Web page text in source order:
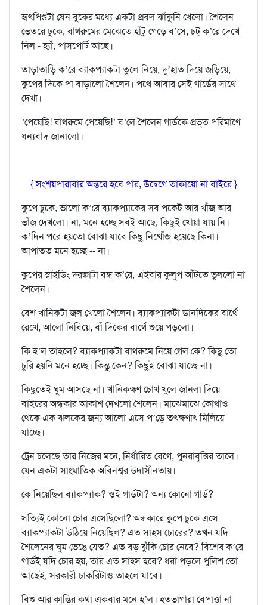
হৃৎপিণ্ডটা যেন বুকের মধ‍্যে একটা প্রবল ঝাঁকুনি খেলো। শৈলেন
ভেতরে ঢুকে, বাথরুমের মেঝেতে হাঁটু গেড়ে ব’সে, চট্ ক’রে দেখে
নিল - হ‍্যাঁ, পাসপোর্ট আছে।
তাড়াতাড়ি ক’রে ব‍্যাকপ‍্যাকটা তুলে নিয়ে, দু’হাত দিয়ে জড়িয়ে,
কুপের দিকে পা বাড়ালো শৈলেন। পথে আবার সেই গার্ডের সাথে
দেখা।
’পেয়েছি! বাথরুমে পেয়েছি!’ ব’লে শৈলেন গার্ডকে প্রভূত পরিমাণে
ধন‍্যবাদ জানালো।
{ সংশয়পারাবার অন্তরে হবে পার, উদ্বেগে তাকায়ো না বাইরে }
কুপে ঢুকে, ভালো ক’রে ব‍্যাকপ‍্যাকের সব পকেট আর খাঁজ আর
ভাঁজ দেখলো। না, মনে হচ্ছে সবই আছে, কিছুই খোয়া যায় নি।
ক’দিন পরে হয়তো বোঝা যাবে কিছু নিখোঁজ হয়েছে কিনা।
আপাতত মনে হচ্ছে -- না।
কুপের স্লাইডিং দরজাটা বন্ধ ক’রে, এইবার কুলুপ আঁটতে ভুললো না
শৈলেন।
বেশ খানিকটা জল খেলো শৈলেন। ব‍্যাকপ‍্যাকটা ডানদিকের বার্থে
রেখে, আলো নিবিয়ে, বাঁ দিকের বার্থে শুয়ে পড়লো।
কি হ’ল তাহলে? ব‍্যাকপ‍্যাকটা বাথরুমে নিয়ে গেল কে? কিছু তো
চুরি হয়নি মনে হচ্ছে। কিন্তু কেন? কিছুই বোঝা যাচ্ছে না।
কিছুতেই ঘুম আসছে না। খানিকক্ষণ চোখ খুলে জানলা দিয়ে
বাইরের অন্ধকার আকাশ দেখলো শৈলেন। মাঝেমাঝে কোথাও
থেকে এক ঝলকের জন‍্য আলো এসে প’ড়ে তৎক্ষণাৎ মিলিয়ে
যাচ্ছে।
ট্রেন চলেছে তার নিজের মনে, নির্ধারিত বেগে, পুনরাবৃত্তির তালে।
যেন একটা সাংঘাতিক অবিনশ্বর উদাসীনতায়।
কে নিয়েছিল ব‍্যাকপ‍্যাক? ওই গার্ডটা? অন‍্য কোনো গার্ড?
সত‍্যিই কোনো চোর এসেছিলো? অন্ধকারে কুপে ঢুকে এসে
ব‍্যাকপ‍্যাকটা উঠিয়ে নিয়েছিল? এত সাহস চোরের? তখন যদি
শৈলেনের ঘুম ভেঙে যেত? এত বড় ঝুঁকি চোর নেবে? বিশেষ ক’রে
গার্ডই যদি চোর হয়, তার এত সাহস হবে? ধরা পড়লে পুলিশ তো
আছেই, সরকারী চাকরিটাও তাহলে যাবে।
বিশু আর কান্তির কথা একবার মনে হ’ল। হতভাগারা বেপাত্তা না